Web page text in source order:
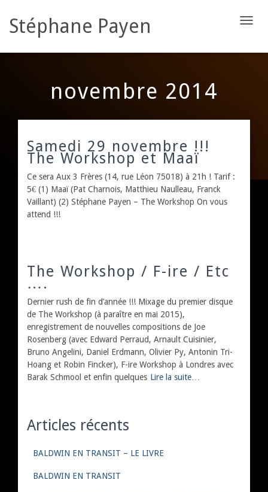
Stéphane Payen
novembre 2014
Samedi 29 novembre !!!
The Workshop et Maaï
Ce sera Aux 3 Frères (14, rue Léon 75018) à 21h ! Tarif :
5€ (1) Maaï (Pat Charnois, Matthieu Naulleau, Franck
Vaillant) (2) Stéphane Payen – The Workshop On vous
attend !!!
The Workshop / F-ire / Etc
….
Dernier rush de fin d’année !!! Mixage du premier disque
de The Workshop (à paraître en mai 2015),
enregistrement de nouvelles compositions de Joe
Rosenberg (avec Edward Perraud, Arnault Cuisinier,
Bruno Angelini, Daniel Erdmann, Olivier Py, Antonin Tri-
Hoang et Robin Fincker), F-ire Workshop à Londres avec
Barak Schmool et enfin quelques Lire la suite…
Articles récents
BALDWIN EN TRANSIT – LE LIVRE
BALDWIN EN TRANSIT